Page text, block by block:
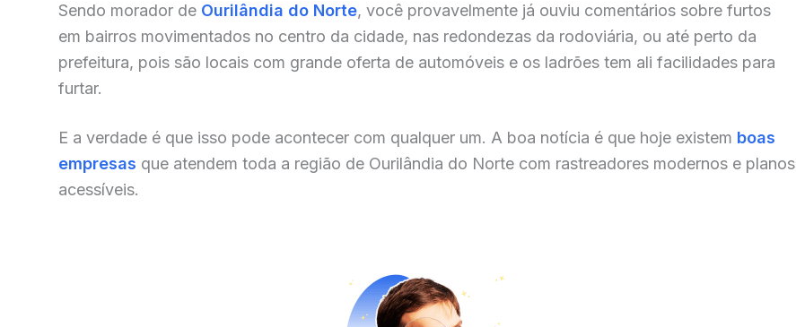
Sendo morador de Ourilândia do Norte, você provavelmente já ouviu comentários sobre furtos
em bairros movimentados no centro da cidade, nas redondezas da rodoviária, ou até perto da
prefeitura, pois são locais com grande oferta de automóveis e os ladrões tem ali facilidades para
furtar.
E a verdade é que isso pode acontecer com qualquer um. A boa notícia é que hoje existem boas
empresas que atendem toda a região de Ourilândia do Norte com rastreadores modernos e planos
acessíveis.